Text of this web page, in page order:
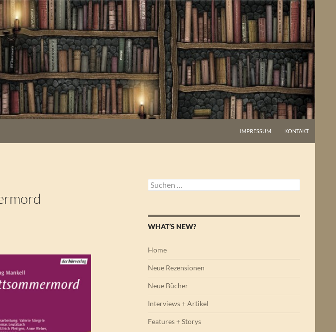
IMPRESSUM KONTAKT
Suchen
nach:
WHAT’S NEW?
Home
Neue Rezensionen
Neue Bücher
Interviews + Artikel
Features + Storys